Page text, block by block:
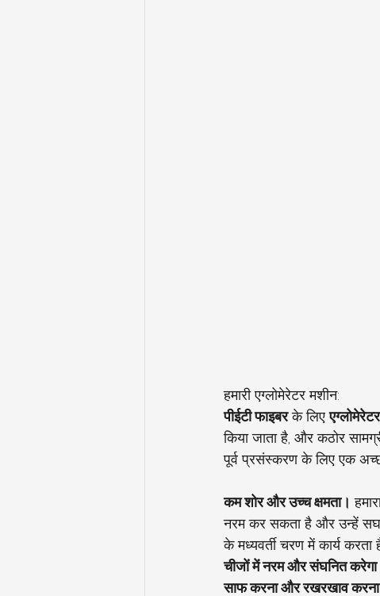
हमारी एग्लोमेरेटर मशीन:
पीईटी फाइबर के लिए
किया जाता है, और कठोर
पूर्व प्रसंस्करण के लिए एक
कम शोर और उच्च क्षमता।
नरम कर सकता है और उन्हें सघन
के मध्यवर्ती चरण में कार्य करता
चीजों में नरम और संघनित
साफ करना और रखरखाव